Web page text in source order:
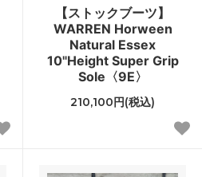
【ストックブーツ】
WARREN Horween
Natural Essex
10"Height Super Grip
Sole〈9E〉
210,100円(税込)